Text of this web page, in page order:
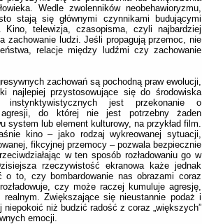
Wedle zwolenników neobehawioryzmu,
stają się głównymi czynnikami budującymi
telewizja, czasopisma, czyli najbardziej
zachowanie ludzi. Jeśli propagują przemoc, nie
relacje między ludźmi czy zachowanie
zachowań są pochodną praw ewolucji,
najlepiej przystosowujące się do środowiska
instynktywistycznych jest przekonanie o
agresji, do której nie jest potrzebny żaden
lub element kulturowy, na przykład film.
kino – jako rodzaj wykreowanej sytuacji,
fikcyjnej przemocy – pozwala bezpiecznie
w ten sposób rozładowaniu go w
rzeczywistość ekranowa każe jednak
to, czy bombardowanie nas obrazami coraz
czy może raczej kumuluje agresję,
realnym. Zwiększające się nieustannie podaż i
niż budzić radość z coraz „większych”
emocji.